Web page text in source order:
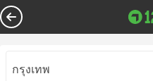
กรุงเทพ